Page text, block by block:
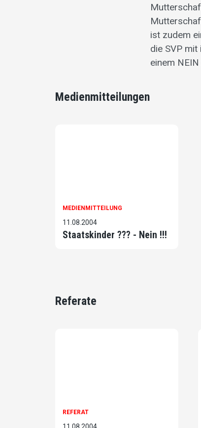
ist zudem
die SVP
einem
Medienmitteilungen
MEDIENMITTEILUNG
11.08.2004
Staatskinder ??? - Nein !!!
Referate
REFERAT
11.08.2004